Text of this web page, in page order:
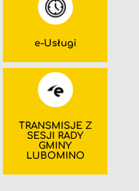
e-Usługi
TRANSMISJE Z
SESJI RADY
GMINY
LUBOMINO